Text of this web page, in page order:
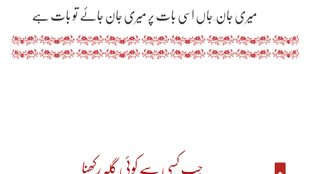
میری جان ِ جاں اسی بات پر میری جان جائے تو بات ہے
جب کسی سے کوئی گلہ رکھنا